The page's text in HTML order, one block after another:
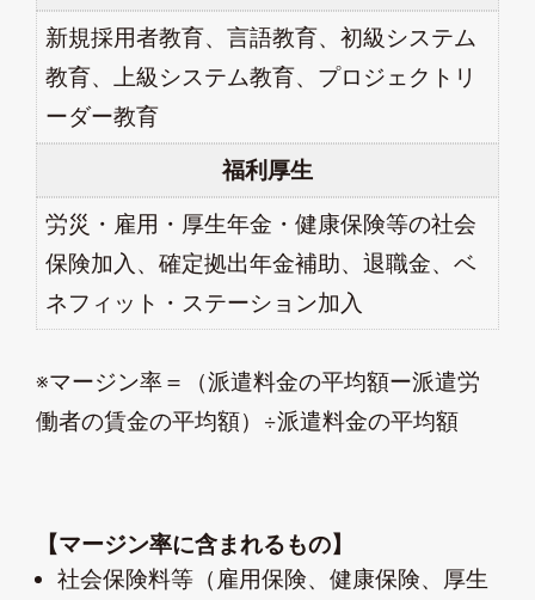
新規採用者教育、言語教育、初級システム
教育、上級システム教育、プロジェクトリ
ーダー教育
福利厚生
労災・雇用・厚生年金・健康保険等の社会
保険加入、確定拠出年金補助、退職金、ベ
ネフィット・ステーション加入
※マージン率＝（派遣料金の平均額ー派遣労
働者の賃金の平均額）÷派遣料金の平均額
【マージン率に含まれるもの】
社会保険料等（雇用保険、健康保険、厚生